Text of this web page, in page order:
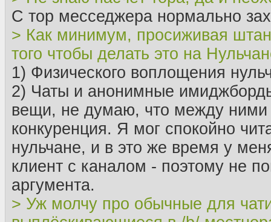
С тор месседжера нормально
> Как минимум, просиживая
того чтобы делать это на
1) Физического воплощения
2) Чаты и анонимные
вещи, не думаю, что между ними
конкуренция. Я мог спокойно
нульчане, и в это же время у
клиент с каналом - поэтому не
аргумента.
> Уж молчу про обычные для